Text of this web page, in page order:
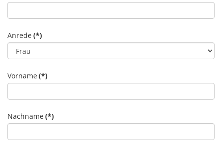
Anrede(*)
Vorname(*)
Nachname(*)